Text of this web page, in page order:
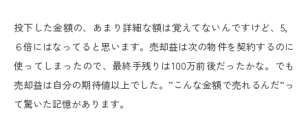
投下した金額の、あまり詳細な額は覚えてないんですけど、5，
６倍にはなってると思います。売却益は次の物件を契約するのに
使ってしまったので、最終手残りは100万前後だったかな。でも
売却益は自分の期待値以上でした。”こんな金額で売れるんだ”っ
て驚いた記憶があります。